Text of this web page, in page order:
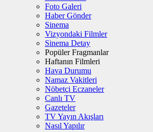
Foto Galeri
Haber Gönder
Sinema
Vizyondaki Filmler
Sinema Detay
Popüler Fragmanlar
Haftanın Filmleri
Hava Durumu
Namaz Vakitleri
Nöbetçi Eczaneler
Canlı TV
Gazeteler
TV Yayın Akışları
Nasıl Yapılır